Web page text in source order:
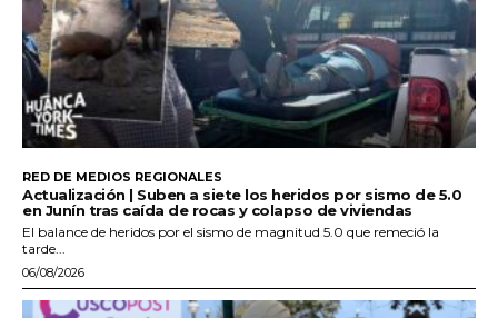
RED DE MEDIOS REGIONALES
Actualización | Suben a siete los heridos por sismo de 5.0
en Junín tras caída de rocas y colapso de viviendas
El balance de heridos por el sismo de magnitud 5.0 que remeció la
tarde...
06/08/2026